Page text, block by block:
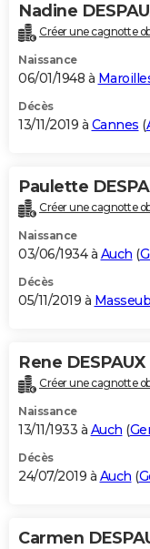
Nadine
Créer une cagnotte
Naissance
06/01/1948 à
Décès
13/11/2019 à Cannes (
Paulette
Créer une cagnotte
Naissance
03/06/1934 à Auch (
Décès
05/11/2019 à
Rene DESPAUX
Créer une cagnotte
Naissance
13/11/1933 à Auch (
Décès
24/07/2019 à Auch (
Carmen